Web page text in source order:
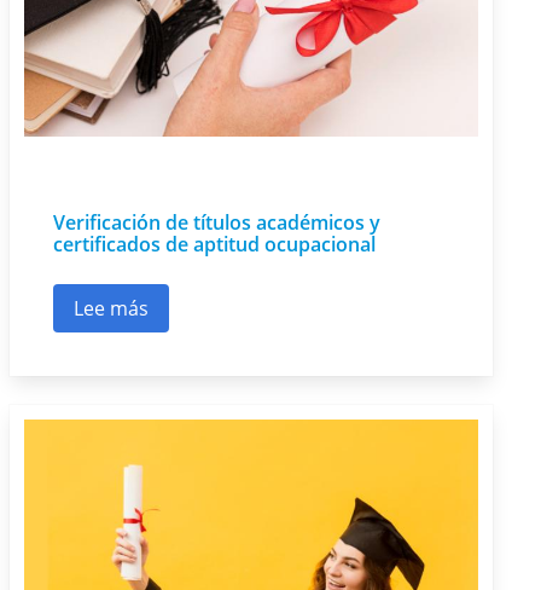
Verificación de títulos académicos y
certificados de aptitud ocupacional
Lee más
sobre Verificación de títulos académicos y